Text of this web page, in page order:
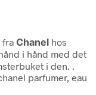
fra Chanel hos
i hånd med det
i den. .
parfumer, eau